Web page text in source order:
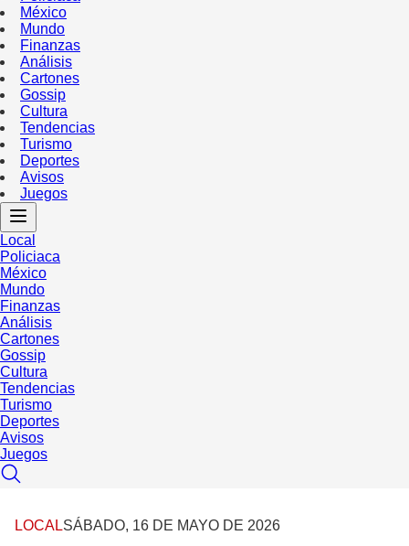
México
Mundo
Finanzas
Análisis
Cartones
Gossip
Cultura
Tendencias
Turismo
Deportes
Avisos
Juegos
Local
Policiaca
México
Mundo
Finanzas
Análisis
Cartones
Gossip
Cultura
Tendencias
Turismo
Deportes
Avisos
Juegos
LOCALSÁBADO, 16 DE MAYO DE 2026